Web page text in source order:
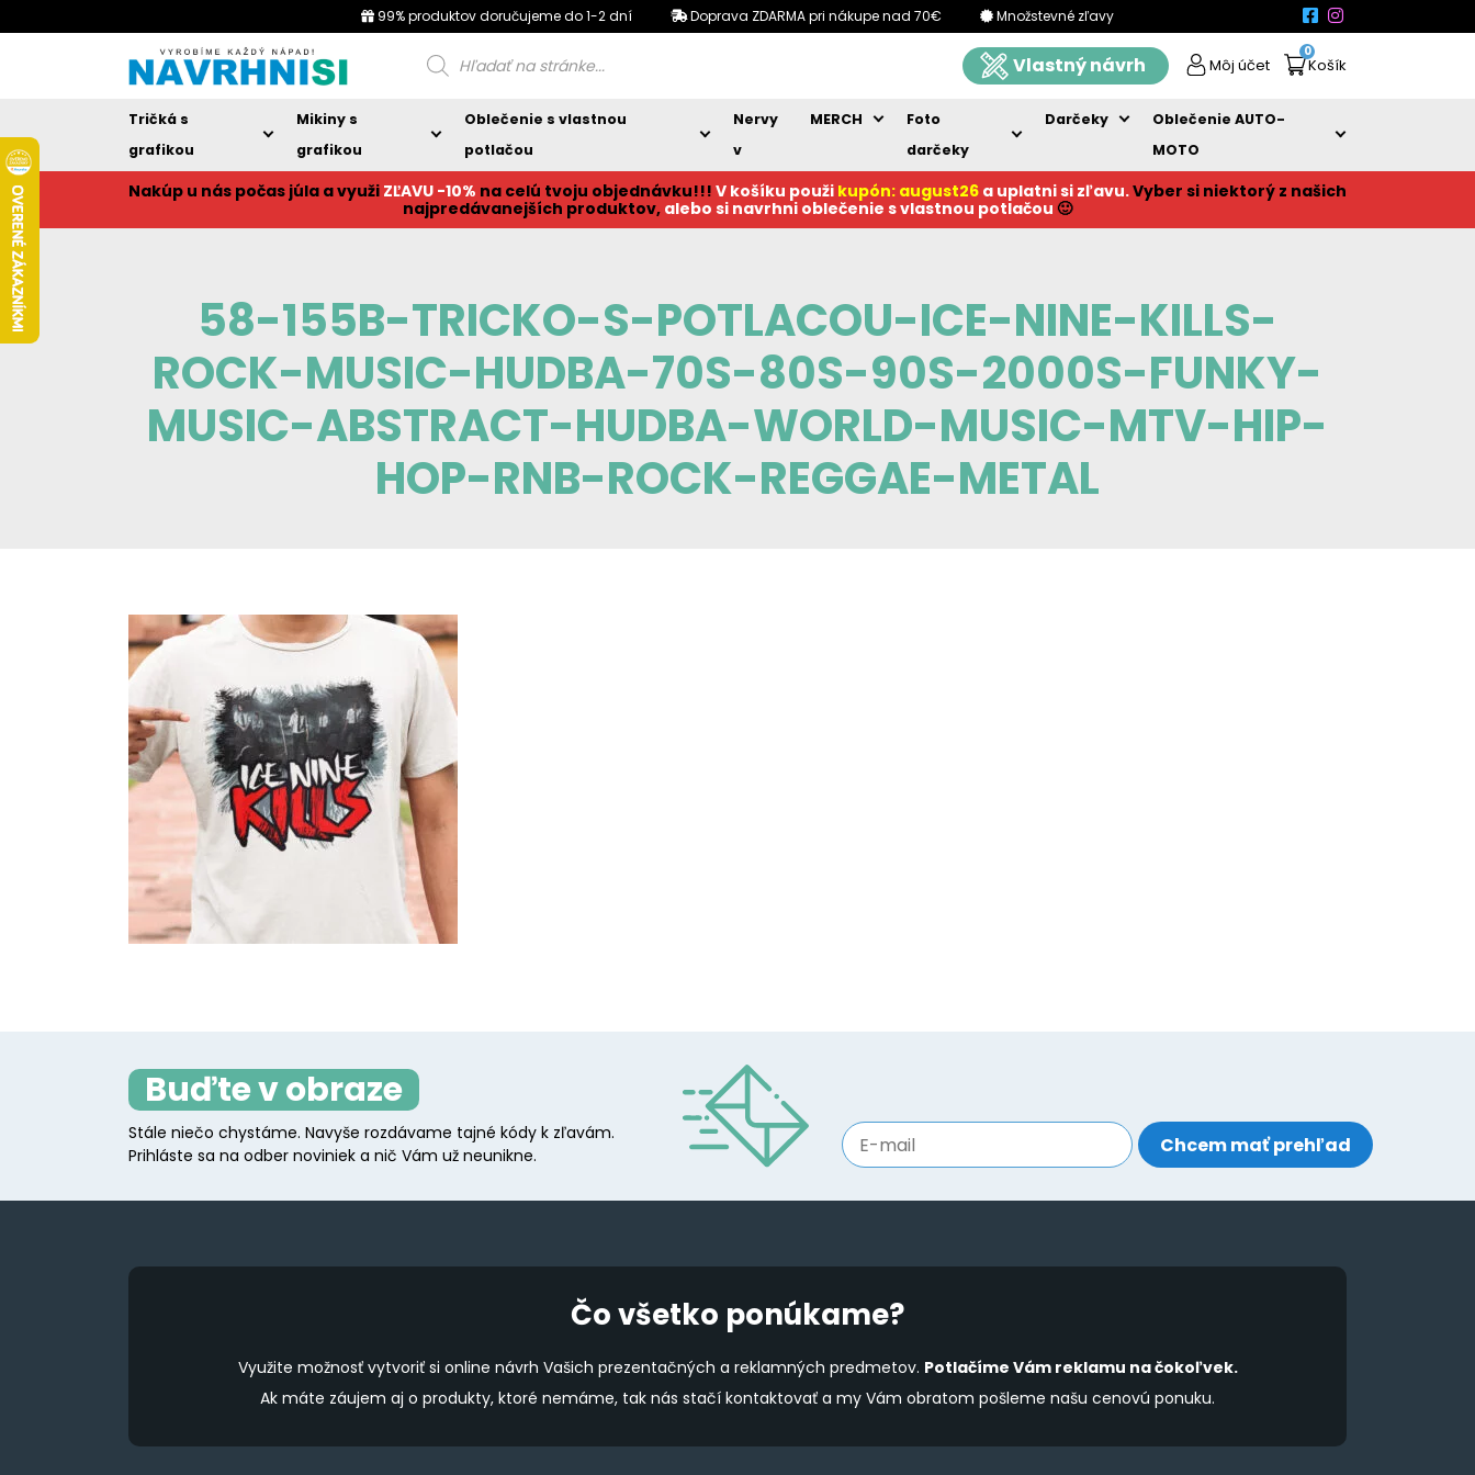
99% produktov doručujeme do 1-2 dní Doprava ZDARMA pri nákupe nad 70€ Množstevné zľavy
Products
search Vlastný návrh Môj účet
0
Košík
Tričká s
grafikou
Mikiny s
grafikou
Oblečenie s vlastnou
potlačou
Nervy
v
MERCH
Foto
darčeky
Darčeky
Oblečenie AUTO-
MOTO
Nakúp u nás počas júla a využi ZĽAVU -10% na celú tvoju objednávku!!! V košíku použi kupón: august26 a uplatni si zľavu.Vyber si niektorý z našich
najpredávanejších produktov, alebo si navrhni oblečenie s vlastnou potlačou 🙂
58-155B-TRICKO-S-POTLACOU-ICE-NINE-KILLS-
ROCK-MUSIC-HUDBA-70S-80S-90S-2000S-FUNKY-
MUSIC-ABSTRACT-HUDBA-WORLD-MUSIC-MTV-HIP-
HOP-RNB-ROCK-REGGAE-METAL
Buďte v obraze
Stále niečo chystáme. Navyše rozdávame tajné kódy k zľavám.
Prihláste sa na odber noviniek a nič Vám už neunikne.
Čo všetko ponúkame?
Využite možnosť vytvoriť si online návrh Vašich prezentačných a reklamných predmetov. Potlačíme Vám reklamu na čokoľvek.
Ak máte záujem aj o produkty, ktoré nemáme, tak nás stačí kontaktovať a my Vám obratom pošleme našu cenovú ponuku.